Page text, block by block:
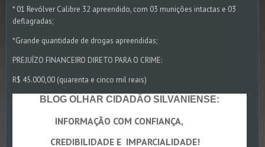
* 01 Revólver Calibre 32 apreendido, com 03 munições intactas e 03
deflagradas;
*Grande quantidade de drogas apreendidas;
PREJUÍZO FINANCEIRO DIRETO PARA O CRIME:
R$ 45.000,00 (quarenta e cinco mil reais)
BLOG OLHAR CIDADÃO SILVANIENSE:
INFORMAÇÃO COM CONFIANÇA,
CREDIBILIDADE E IMPARCIALIDADE!